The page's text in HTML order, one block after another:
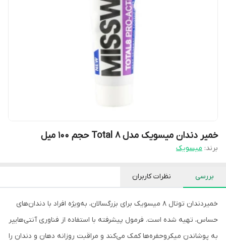
خمیر دندان میسویک مدل Total 8 حجم 100 میل
برند: میسویک
بررسی نظرات کاربران
خمیردندان توتال 8 میسویک برای بزرگسالان، به‌ویژه افراد با دندان‌های
حساس، تهیه شده است. فرمول پیشرفته با استفاده از فناوری آنتی‌هایپر
به پوشاندن میکروحفره‌ها کمک می‌کند و مراقبت روزانه دهان و دندان را